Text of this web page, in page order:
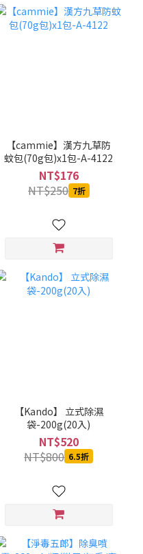
【cammie】漢方九草防
蚊包(70g包)x1包-A-4122
NT$176
NT$250 7折
【Kando】 立式除濕
袋-200g(20入)
NT$520
NT$800 6.5折